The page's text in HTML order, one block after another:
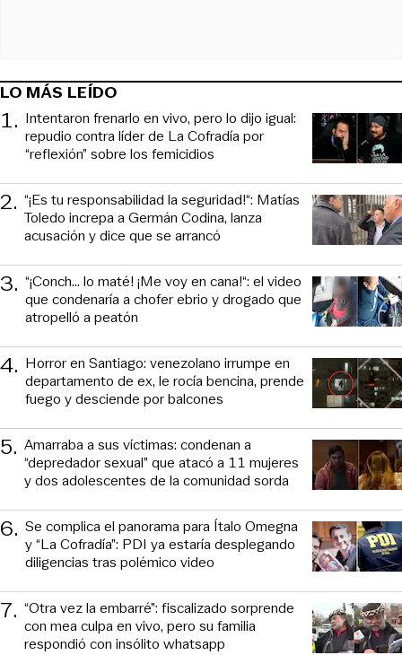
LO MÁS LEÍDO
1. Intentaron frenarlo en vivo, pero lo dijo igual:
repudio contra líder de La Cofradía por
“reflexión” sobre los femicidios
2. “¡Es tu responsabilidad la seguridad!“: Matías
Toledo increpa a Germán Codina, lanza
acusación y dice que se arrancó
3. “¡Conch... lo maté! ¡Me voy en cana!“: el video
que condenaría a chofer ebrio y drogado que
atropelló a peatón
4. Horror en Santiago: venezolano irrumpe en
departamento de ex, le rocía bencina, prende
fuego y desciende por balcones
5. Amarraba a sus víctimas: condenan a
“depredador sexual” que atacó a 11 mujeres
y dos adolescentes de la comunidad sorda
6. Se complica el panorama para Ítalo Omegna
y “La Cofradía”: PDI ya estaría desplegando
diligencias tras polémico video
7. “Otra vez la embarré”: fiscalizado sorprende
con mea culpa en vivo, pero su familia
respondió con insólito whatsapp